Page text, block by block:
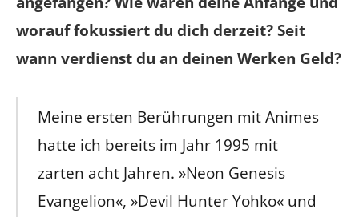
worauf fokussiert du dich derzeit? Seit
wann verdienst du an deinen Werken Geld?
Meine ersten Berührungen mit Animes
hatte ich bereits im Jahr 1995 mit
zarten acht Jahren. »Neon Genesis
Evangelion«, »Devil Hunter Yohko« und